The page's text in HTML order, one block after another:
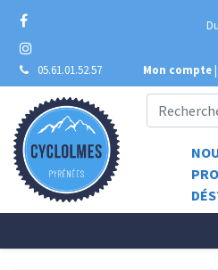
05.61.01.52.57
Mon compte |